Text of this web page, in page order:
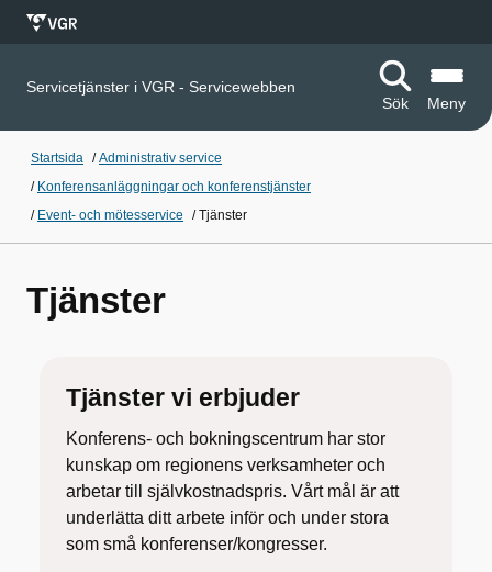
Servicetjänster i VGR - Servicewebben
Sök
Meny
Startsida /Administrativ service
/ Konferensanläggningar och konferenstjänster
/ Event- och mötesservice /Tjänster
Tjänster
Tjänster vi erbjuder
Konferens- och bokningscentrum har stor
kunskap om regionens verksamheter och
arbetar till självkostnadspris. Vårt mål är att
underlätta ditt arbete inför och under stora
som små konferenser/kongresser.